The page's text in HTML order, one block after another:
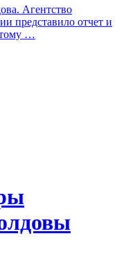
Агентство
представило отчет и
…